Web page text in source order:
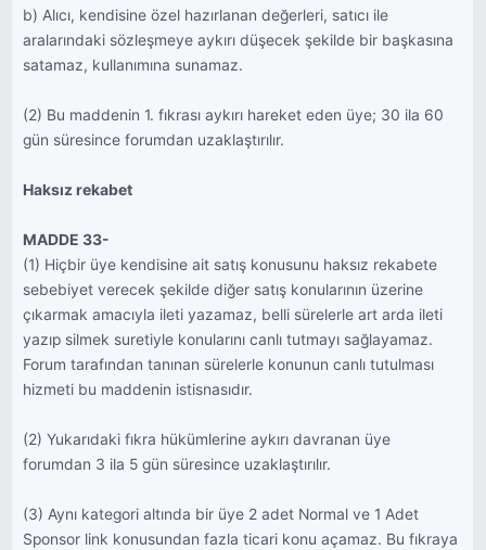
b) Alıcı, kendisine özel hazırlanan değerleri, satıcı ile
aralarındaki sözleşmeye aykırı düşecek şekilde bir başkasına
satamaz, kullanımına sunamaz.
(2) Bu maddenin 1. fıkrası aykırı hareket eden üye; 30 ila 60
gün süresince forumdan uzaklaştırılır.
Haksız rekabet
MADDE 33-
(1) Hiçbir üye kendisine ait satış konusunu haksız rekabete
sebebiyet verecek şekilde diğer satış konularının üzerine
çıkarmak amacıyla ileti yazamaz, belli sürelerle art arda ileti
yazıp silmek suretiyle konularını canlı tutmayı sağlayamaz.
Forum tarafından tanınan sürelerle konunun canlı tutulması
hizmeti bu maddenin istisnasıdır.
(2) Yukarıdaki fıkra hükümlerine aykırı davranan üye
forumdan 3 ila 5 gün süresince uzaklaştırılır.
(3) Aynı kategori altında bir üye 2 adet Normal ve 1 Adet
Sponsor link konusundan fazla ticari konu açamaz. Bu fıkraya